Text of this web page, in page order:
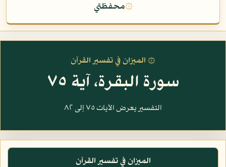
۞محفظتي
۞ الميزان في تفسير القرآن
سورة البقرة، آية ٧٥
التفسير يعرض الآيات ٧٥ إلى ٨٢
الميزان في تفسير القرآن